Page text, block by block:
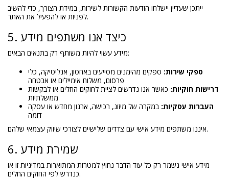
ייתכן שעדיין יישלחו הודעות הקשורות לשירות, במידת הצורך, כדי להשיב
לפניות או להפעיל את האתר.
5. כיצד אנו משתפים מידע
מידע עשוי להיות משותף רק בתנאים הבאים:
ספקי שירות: ספקים מהימנים מסייעים באחסון, אנליטיקה, כלי
פרסום, משלוח אימיילים או אבטחה
דרישות חוקיות: כאשר אנו נדרשים לציית לחוקים החלים או לבקשות
ממשלתיות
העברות עסקיות: במקרה של מיזוג, רכישה, ארגון מחדש או עסקה
דומה
איננו משתפים מידע אישי עם צדדים שלישיים לצורכי שיווק עצמאי שלהם.
6. שמירת מידע
מידע אישי נשמר רק כל עוד הדבר נחוץ למטרות המתוארות במדיניות זו או
כנדרש לפי החוקים החלים.